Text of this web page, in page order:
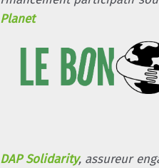
Planet
DAP Solidarity, assureur